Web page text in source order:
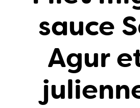
sauce
Agur